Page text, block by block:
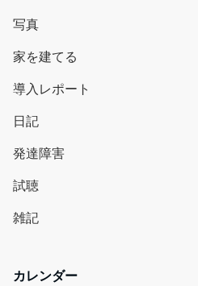
写真
家を建てる
導入レポート
日記
発達障害
試聴
雑記
カレンダー